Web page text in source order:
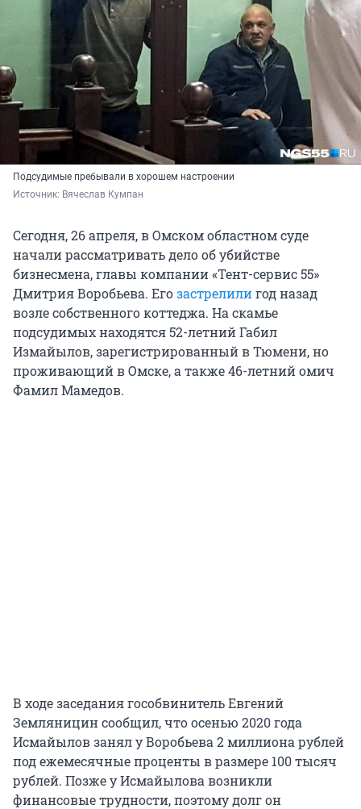
Подсудимые пребывали в хорошем настроении
Источник: Вячеслав Кумпан
Сегодня, 26 апреля, в Омском областном суде
начали рассматривать дело об убийстве
бизнесмена, главы компании «Тент-сервис 55»
Дмитрия Воробьева. Егозастрелилигод назад
возле собственного коттеджа. На скамье
подсудимых находятся 52-летний Габил
Измайылов, зарегистрированный в Тюмени, но
проживающий в Омске, а также 46-летний омич
Фамил Мамедов.
В ходе заседания гособвинитель Евгений
Земляницин сообщил, что осенью 2020 года
Исмайылов занял у Воробьева 2 миллиона рублей
под ежемесячные проценты в размере 100 тысяч
рублей. Позже у Исмайылова возникли
финансовые трудности, поэтому долг он